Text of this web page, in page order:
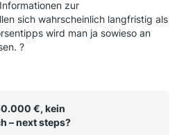
zur
sich wahrscheinlich langfristig als
wird man ja sowieso an
?
€, kein
– next steps?